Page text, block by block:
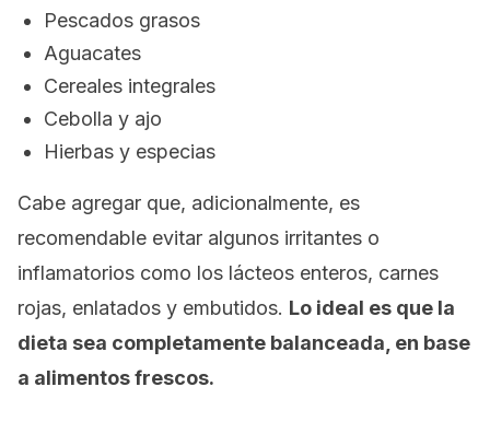
Pescados grasos
Aguacates
Cereales integrales
Cebolla y ajo
Hierbas y especias
Cabe agregar que, adicionalmente, es
recomendable evitar algunos irritantes o
inflamatorios como los lácteos enteros, carnes
rojas, enlatados y embutidos. Lo ideal es que la
dieta sea completamente balanceada, en base
a alimentos frescos.